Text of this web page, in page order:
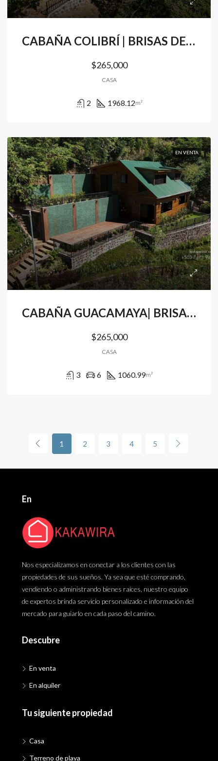
CABAÑA COLIBRÍ | BRISAS DE EL TIGRE | SANTIAGO DE MARIA | USULUTAN
$265,000
CASA
2 1968.12m²
EN VENTA
CABAÑA GUACAMAYA| BRISAS DE EL TIGRE | SANTIAGO DE MARIA | USULUTAN
$265,000
CASA
3 6 1060.99m²
1 2 3 4 5
En
Nos especializamos en conectar a los clientes con las
propiedades de sus sueños. Ya sea que esté comprando,
vendiendo o administrando bienes raíces, nuestro equipo
de expertos brinda servicio personalizado e información del
mercado para guiarlo en cada paso del camino.
Descubre
En venta
En alquiler
Tu siguiente propiedad
Casa
Terreno de playa